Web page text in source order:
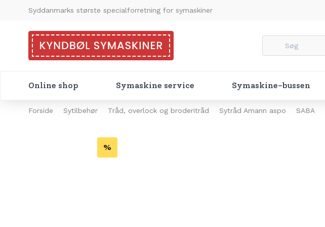
Syddanmarks største specialforretning for symaskiner
Online shop Symaskine service Symaskine-bussen
Forside Sytilbehør Tråd, overlock og broderitråd Sytråd Amann aspo SABA
%